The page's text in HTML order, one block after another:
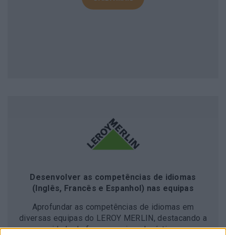
Desenvolver as competências de idiomas
(Inglês, Francês e Espanhol) nas equipas
Aprofundar as competências de idiomas em
diversas equipas do LEROY MERLIN, destacando a
necessidade de formar equipas logísticas numa